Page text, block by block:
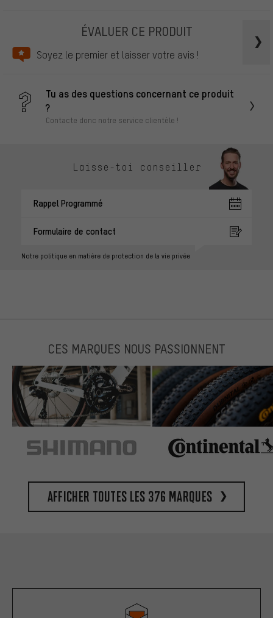
ÉVALUER CE PRODUIT
Soyez le premier et laisser votre avis !
Tu as des questions concernant ce produit
?
Contacte donc notre service clientèle !
Laisse-toi conseiller
Rappel Programmé
Formulaire de contact
Notre politique en matière de protection de la vie privée
CES MARQUES NOUS PASSIONNENT
Afficher toutes les 376 marques